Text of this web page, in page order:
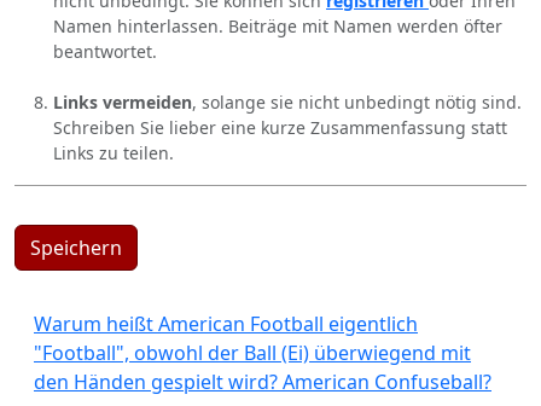
Namen hinterlassen. Beiträge mit Namen werden öfter
beantwortet.
Links vermeiden, solange sie nicht unbedingt nötig sind.
Schreiben Sie lieber eine kurze Zusammenfassung statt
Links zu teilen.
Speichern
Warum heißt American Football eigentlich
"Football", obwohl der Ball (Ei) überwiegend mit
den Händen gespielt wird? American Confuseball?